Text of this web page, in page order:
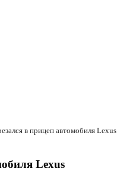
в прицеп автомобиля Lexus
Lexus